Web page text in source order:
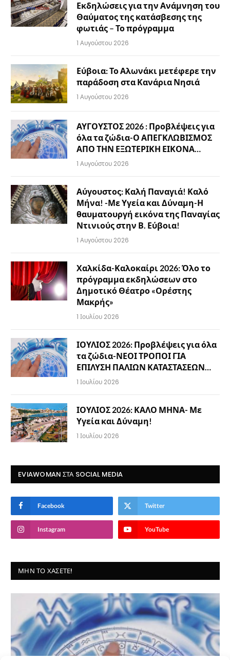
Εκδηλώσεις για την Ανάμνηση του
Θαύματος της κατάσβεσης της
φωτιάς – Το πρόγραμμα
1 Αυγούστου 2026
Εύβοια: Το Αλωνάκι μετέφερε την
παράδοση στα Κανάρια Νησιά
1 Αυγούστου 2026
ΑΥΓΟΥΣΤΟΣ 2026 : Προβλέψεις για
όλα τα ζώδια-Ο ΑΠΕΓΚΛΩΒΙΣΜΟΣ
ΑΠΟ ΤΗΝ ΕΞΩΤΕΡΙΚΗ ΕΙΚΟΝΑ…
1 Αυγούστου 2026
Αύγουστος: Καλή Παναγιά! Καλό
Μήνα! -Με Υγεία και Δύναμη-Η
θαυματουργή εικόνα της Παναγίας
Ντινιούς στην Β. Εύβοια!
1 Αυγούστου 2026
Χαλκίδα-Καλοκαίρι 2026: Όλο το
πρόγραμμα εκδηλώσεων στο
Δημοτικό Θέατρο «Ορέστης
Μακρής»
1 Ιουλίου 2026
ΙΟΥΛΙΟΣ 2026: Προβλέψεις για όλα
τα ζώδια-ΝΕΟΙ ΤΡΟΠΟΙ ΓΙΑ
ΕΠΙΛΥΣΗ ΠΑΛΙΩΝ ΚΑΤΑΣΤΑΣΕΩΝ…
1 Ιουλίου 2026
ΙΟΥΛΙΟΣ 2026: ΚΑΛΟ ΜΗΝΑ- Με
Υγεία και Δύναμη!
1 Ιουλίου 2026
EVIAWOMAN ΣΤΑ SOCIAL MEDIA
Facebook Twitter
Instagram YouTube
ΜΗΝ ΤΟ ΧΆΣΕΤΕ!